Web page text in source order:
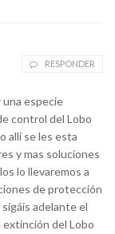
RESPONDER
especie
control del Lobo
allí se les esta
y mas soluciones
lo llevaremos a
de protección
adelante el
del Lobo